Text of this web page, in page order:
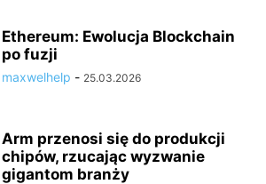
Ethereum: Ewolucja Blockchain
po fuzji
maxwelhelp - 25.03.2026
Arm przenosi się do produkcji
chipów, rzucając wyzwanie
gigantom branży